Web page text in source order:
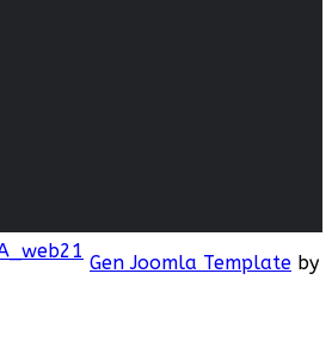
Gen Joomla Template by